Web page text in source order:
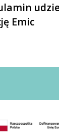
Emic